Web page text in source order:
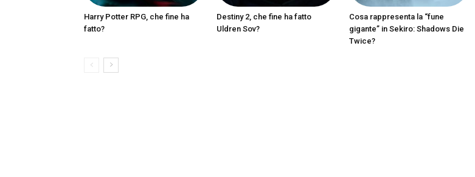
Harry Potter RPG, che fine ha
fatto?
Destiny 2, che fine ha fatto
Uldren Sov?
Cosa rappresenta la “fune
gigante” in Sekiro: Shadows Die
Twice?